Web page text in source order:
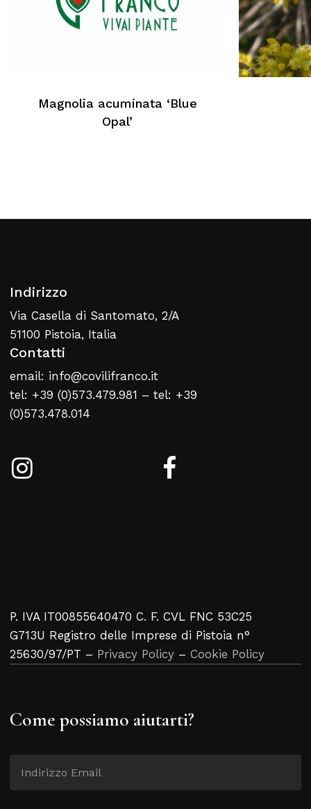
Magnolia acuminata ‘Blue
Opal’
Indirizzo
Via Casella di Santomato, 2/A
51100 Pistoia, Italia
Contatti
email: info@covilifranco.it
tel: +39 (0)573.479.981 – tel: +39
(0)573.478.014
P. IVA IT00855640470 C. F. CVL FNC 53C25
G713U Registro delle Imprese di Pistoia n°
25630/97/PT – Privacy Policy – Cookie Policy
Come possiamo aiutarti?